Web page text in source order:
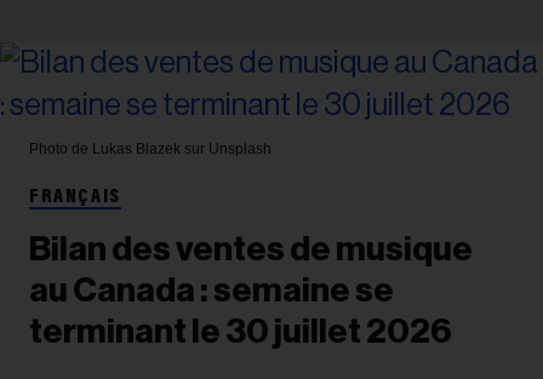
Photo de Lukas Blazek sur Unsplash
FRANÇAIS
Bilan des ventes de musique
au Canada : semaine se
terminant le 30 juillet 2026